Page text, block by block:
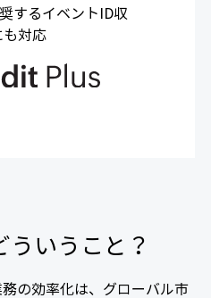
するイベントID収
対応
ういうこと？
の効率化は、グローバル市